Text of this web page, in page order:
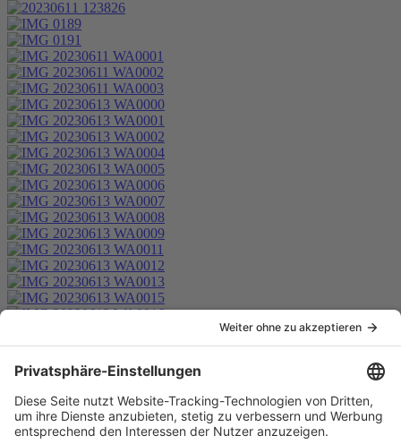
Anschrift
Tennis-Gemeinschaft LONZA Weil e. V.
Lustgartenstrasse 2
E-Mail:info [at] tg-lonza.de